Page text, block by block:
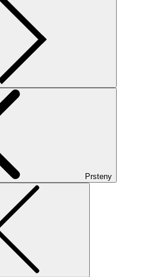
Prsteny